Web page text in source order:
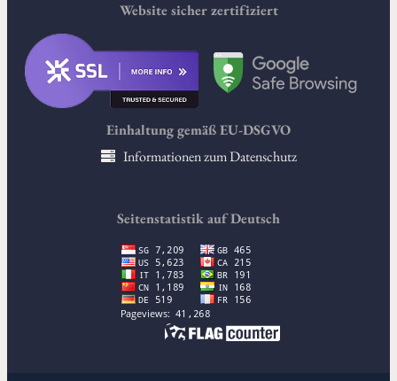
Website sicher zertifiziert
Einhaltung gemäß EU-DSGVO
Informationen zum Datenschutz
Seitenstatistik auf Deutsch